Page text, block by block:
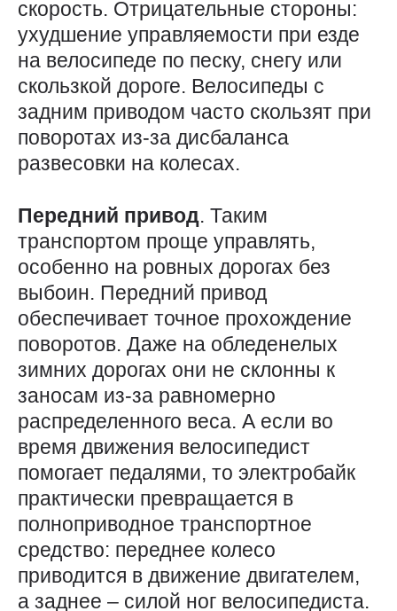
скорость. Отрицательные стороны:
ухудшение управляемости при езде
на велосипеде по песку, снегу или
скользкой дороге. Велосипеды с
задним приводом часто скользят при
поворотах из-за дисбаланса
развесовки на колесах.
Передний привод. Таким
транспортом проще управлять,
особенно на ровных дорогах без
выбоин. Передний привод
обеспечивает точное прохождение
поворотов. Даже на обледенелых
зимних дорогах они не склонны к
заносам из-за равномерно
распределенного веса. А если во
время движения велосипедист
помогает педалями, то электробайк
практически превращается в
полноприводное транспортное
средство: переднее колесо
приводится в движение двигателем,
а заднее – силой ног велосипедиста.